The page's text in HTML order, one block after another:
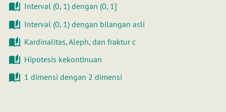
Interval (0, 1) dengan (0, 1]
Interval (0, 1) dengan bilangan asli
Kardinalitas, Aleph, dan fraktur c
Hipotesis kekontinuan
1 dimensi dengan 2 dimensi